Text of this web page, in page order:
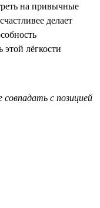
на привычные
делает
лёгкости
с позицией